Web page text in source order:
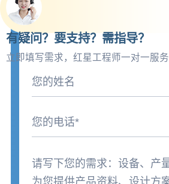
有疑问？要支持？需指导？
立即填写需求，红星工程师一对一服务